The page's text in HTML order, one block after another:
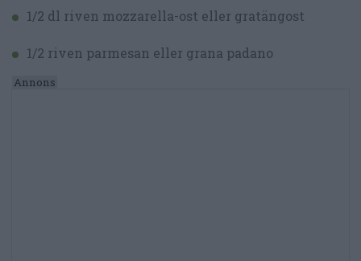
1/2 dl riven mozzarella-ost eller gratängost
1/2 riven parmesan eller grana padano